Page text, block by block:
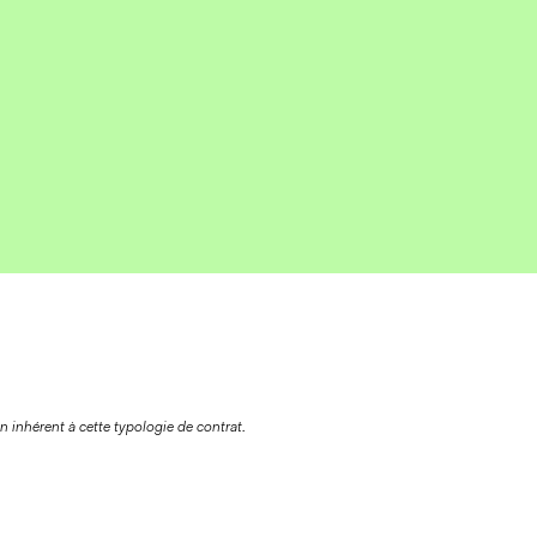
inhérent à cette typologie de contrat.